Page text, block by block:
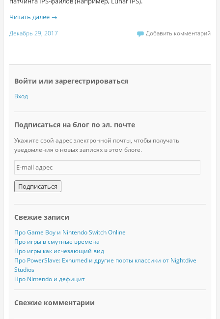
Читать далее →
Декабрь 29, 2017 Добавить комментарий
Войти или зарегестрироваться
Вход
Подписаться на блог по эл. почте
Укажите свой адрес электронной почты, чтобы получать
уведомления о новых записях в этом блоге.
E
-
m
a
i
а
д
р
е
с
Свежие записи
Про Game Boy и Nintendo Switch Online
Про игры в смутные времена
Про игры как исчезающий вид
Про PowerSlave: Exhumed и другие порты классики от Nightdive
Studios
Про Nintendo и дефицит
Свежие комментарии